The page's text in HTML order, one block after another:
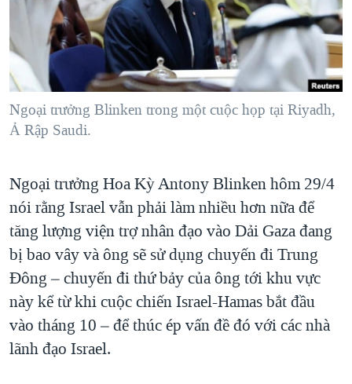
KHOA HỌC
SỨC KHOẺ
VĂN HOÁ
THỂ THAO
GIÁO DỤC
GIẢI MÃ VÀNH ĐAI & CON ĐƯỜNG
NGÀY TỊ NẠN THẾ GIỚI
TRỊNH VĨNH BÌNH - NGƯỜI HẠ 'BÊN THẮNG CUỘC'
GROUND ZERO – XƯA VÀ NAY
CHI PHÍ CHIẾN TRANH AFGHANISTAN
THƯỢNG ĐỈNH TRUMP-KIM TẠI VIỆT NAM
TRỊNH VĨNH BÌNH VS. CHÍNH PHỦ VIỆT NAM
NGƯ DÂN VIỆT VÀ LÀN SÓNG TRỘM HẢI SÂM
BÊN KIA QUỐC LỘ: TIẾNG VỌNG TỪ NÔNG THÔN MỸ
QUAN HỆ VIỆT MỸ
MẠNG XÃ HỘI
Ngôn ngữ khác
Ngoại trưởng Blinken trong một cuộc họp tại Riyadh,
Ả Rập Saudi.
Ngoại trưởng Hoa Kỳ Antony Blinken hôm 29/4
nói rằng Israel vẫn phải làm nhiều hơn nữa để
tăng lượng viện trợ nhân đạo vào Dải Gaza đang
bị bao vây và ông sẽ sử dụng chuyến đi Trung
Đông – chuyến đi thứ bảy của ông tới khu vực
này kể từ khi cuộc chiến Israel-Hamas bắt đầu
vào tháng 10 – để thúc ép vấn đề đó với các nhà
lãnh đạo Israel.